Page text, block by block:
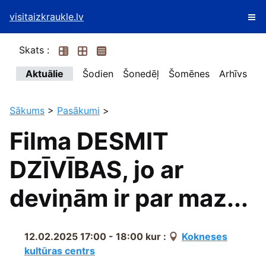
visitaizkraukle.lv
Skats :
Aktuālie
Šodien Šonedēļ Šomēnes Arhīvs
Sākums > Pasākumi >
Filma DESMIT
DZĪVĪBAS, jo ar
deviņām ir par maz...
12.02.2025 17:00 - 18:00 kur :
Kokneses
kultūras centrs